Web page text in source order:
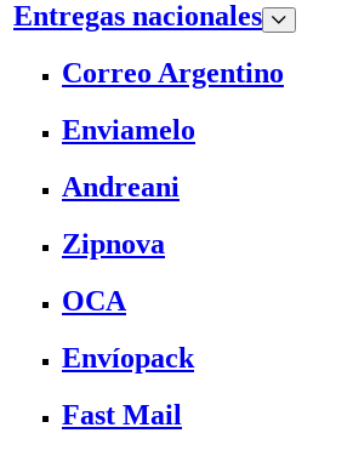
Entregas nacionales
Correo Argentino
Enviamelo
Andreani
Zipnova
OCA
Envíopack
Fast Mail